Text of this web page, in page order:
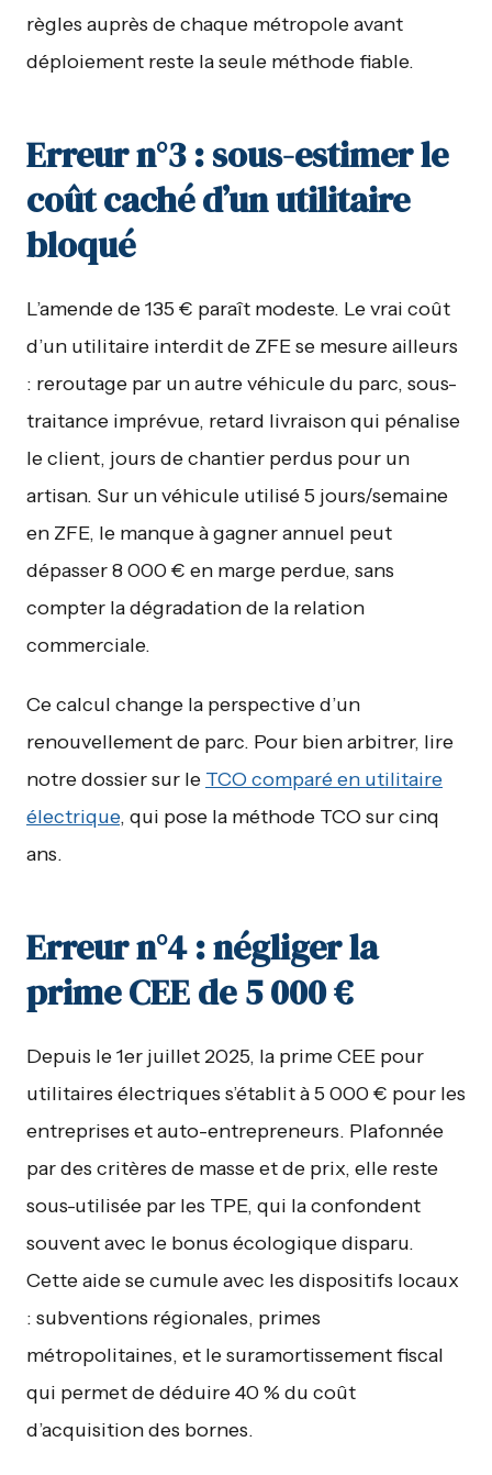
règles auprès de chaque métropole avant
déploiement reste la seule méthode fiable.
Erreur n°3 : sous-estimer le
coût caché d’un utilitaire
bloqué
L’amende de 135 € paraît modeste. Le vrai coût
d’un utilitaire interdit de ZFE se mesure ailleurs
: reroutage par un autre véhicule du parc, sous-
traitance imprévue, retard livraison qui pénalise
le client, jours de chantier perdus pour un
artisan. Sur un véhicule utilisé 5 jours/semaine
en ZFE, le manque à gagner annuel peut
dépasser 8 000 € en marge perdue, sans
compter la dégradation de la relation
commerciale.
Ce calcul change la perspective d’un
renouvellement de parc. Pour bien arbitrer, lire
notre dossier sur le TCO comparé en utilitaire
électrique, qui pose la méthode TCO sur cinq
ans.
Erreur n°4 : négliger la
prime CEE de 5 000 €
Depuis le 1er juillet 2025, la prime CEE pour
utilitaires électriques s’établit à 5 000 € pour les
entreprises et auto-entrepreneurs. Plafonnée
par des critères de masse et de prix, elle reste
sous-utilisée par les TPE, qui la confondent
souvent avec le bonus écologique disparu.
Cette aide se cumule avec les dispositifs locaux
: subventions régionales, primes
métropolitaines, et le suramortissement fiscal
qui permet de déduire 40 % du coût
d’acquisition des bornes.